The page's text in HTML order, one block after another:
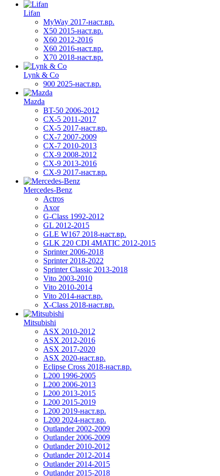
Lifan
MyWay 2017-наст.вр.
X50 2015-наст.вр.
X60 2012-2016
X60 2016-наст.вр.
X70 2018-наст.вр.
Lynk & Co
900 2025-наст.вр.
Mazda
BT-50 2006-2012
CX-5 2011-2017
CX-5 2017-наст.вр.
CX-7 2007-2009
CX-7 2010-2013
CX-9 2008-2012
CX-9 2013-2016
CX-9 2017-наст.вр.
Mercedes-Benz
Actros
Axor
G-Class 1992-2012
GL 2012-2015
GLE W167 2018-наст.вр.
GLK 220 CDI 4MATIC 2012-2015
Sprinter 2006-2018
Sprinter 2018-2022
Sprinter Classic 2013-2018
Vito 2003-2010
Vito 2010-2014
Vito 2014-наст.вр.
X-Class 2018-наст.вр.
Mitsubishi
ASX 2010-2012
ASX 2012-2016
ASX 2017-2020
ASX 2020-наст.вр.
Eclipse Cross 2018-наст.вр.
L200 1996-2005
L200 2006-2013
L200 2013-2015
L200 2015-2019
L200 2019-наст.вр.
L200 2024-наст.вр.
Outlander 2002-2009
Outlander 2006-2009
Outlander 2010-2012
Outlander 2012-2014
Outlander 2014-2015
Outlander 2015-2018